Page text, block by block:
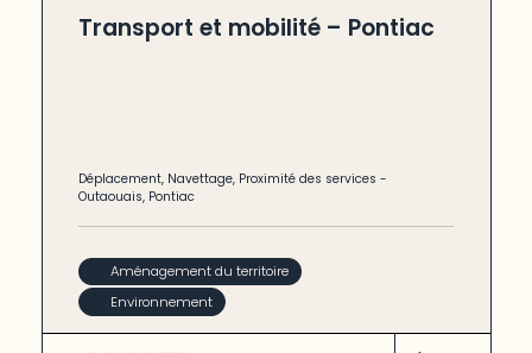
Transport et mobilité – Pontiac
Déplacement, Navettage, Proximité des services -
Outaouais, Pontiac
Aménagement du territoire
Environnement